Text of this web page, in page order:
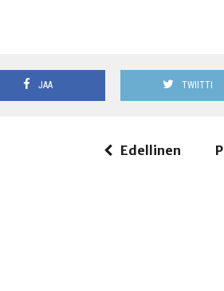
JAA TWIITTI
Edellinen